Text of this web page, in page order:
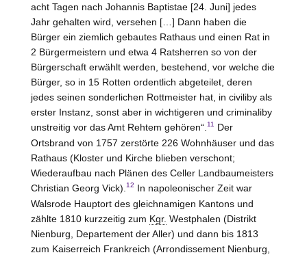
acht Tagen nach Johannis Baptistae [24. Juni] jedes
Jahr gehalten wird, versehen […] Dann haben die
Bürger ein ziemlich gebautes Rathaus und einen Rat in
2 Bürgermeistern und etwa 4 Ratsherren so von der
Bürgerschaft erwählt werden, bestehend, vor welche die
Bürger, so in 15 Rotten ordentlich abgeteilet, deren
jedes seinen sonderlichen Rottmeister hat, in civiliby als
erster Instanz, sonst aber in wichtigeren und criminaliby
unstreitig vor das Amt Rehtem gehören“. 11
Der
Ortsbrand von 1757 zerstörte 226 Wohnhäuser und das
Rathaus (Kloster und Kirche blieben verschont;
Wiederaufbau nach Plänen des Celler Landbaumeisters
Christian Georg Vick). 12 In napoleonischer Zeit war
Walsrode Hauptort des gleichnamigen Kantons und
zählte 1810 kurzzeitig zum Kgr. Westphalen (Distrikt
Nienburg , Departement der Aller) und dann bis 1813
zum Kaiserreich Frankreich (Arrondissement Nienburg